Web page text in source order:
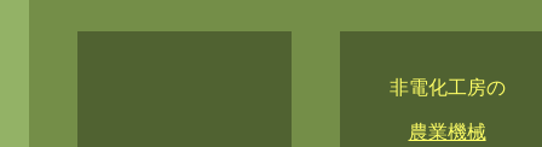
非電化工房の
農業機械